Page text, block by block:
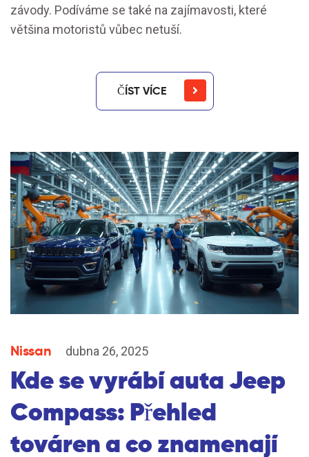
závody. Podíváme se také na zajímavosti, které
většina motoristů vůbec netuší.
ČÍST VÍCE
Nissan dubna 26, 2025
Kde se vyrábí auta Jeep
Compass: Přehled
továren a co znamenají